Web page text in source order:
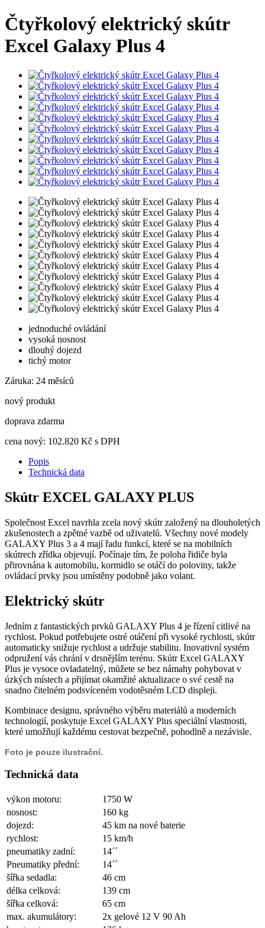
Čtyřkolový elektrický skútr
Excel Galaxy Plus 4
jednoduché ovládání
vysoká nosnost
dlouhý dojezd
tichý motor
Záruka: 24 měsíců
nový produkt
doprava zdarma
cena nový: 102.820 Kč s DPH
Popis
Technická data
Skútr EXCEL GALAXY PLUS
Společnost Excel navrhla zcela nový skútr založený na dlouholetých
zkušenostech a zpětné vazbě od uživatelů. Všechny nové modely
GALAXY Plus 3 a 4 mají řadu funkcí, které se na mobilních
skútrech zřídka objevují. Počínaje tím, že poloha řidiče byla
přirovnána k automobilu, kormidlo se otáčí do poloviny, takže
ovládací prvky jsou umístěny podobně jako volant.
Elektrický skútr
Jedním z fantastických prvků GALAXY Plus 4 je řízení citlivé na
rychlost. Pokud potřebujete ostré otáčení při vysoké rychlosti, skútr
automaticky snižuje rychlost a udržuje stabilitu. Inovativní systém
odpružení vás chrání v drsnějším terénu. Skútr Excel GALAXY
Plus je vysoce ovladatelný, můžete se bez námahy pohybovat v
úzkých místech a přijímat okamžité aktualizace o své cestě na
snadno čitelném podsvíceném vodotěsném LCD displeji.
Kombinace designu, správného výběru materiálů a moderních
technologií, poskytuje Excel GALAXY Plus speciální vlastnosti,
které umožňují každému cestovat bezpečně, pohodlně a nezávisle.
Foto je pouze ilustrační.
Technická data
výkon motoru:
1750 W
nosnost:
160 kg
dojezd:
45 km na nové baterie
rychlost:
15 km/h
pneumatiky zadní:
14´´
Pneumatiky přední:
14´´
šířka sedadla:
46 cm
délka celková:
139 cm
šířka celková:
65 cm
max. akumulátory:
2x gelové 12 V 90 Ah